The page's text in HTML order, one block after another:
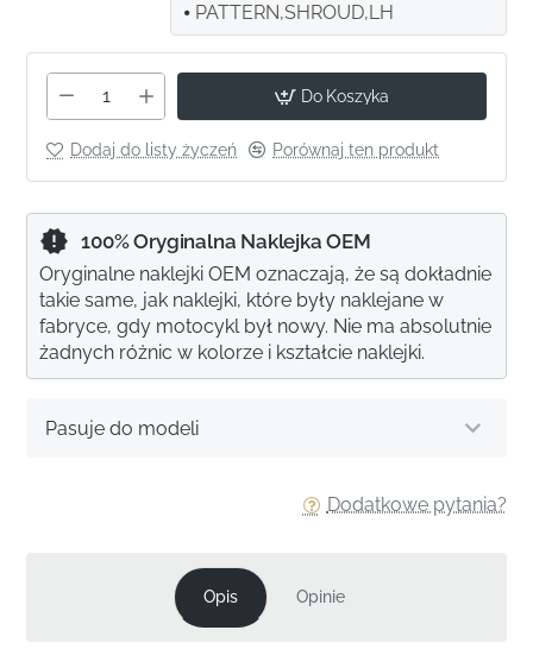
PATTERN,SHROUD,LH
Do Koszyka
Dodaj do listy życzeń Porównaj ten produkt
Dodatkowe pytania?
Pasuje do modeli
100% Oryginalna Naklejka OEM
Oryginalne naklejki OEM oznaczają, że są dokładnie
takie same, jak naklejki, które były naklejane w
fabryce, gdy motocykl był nowy. Nie ma absolutnie
żadnych różnic w kolorze i kształcie naklejki.
Opis Opinie